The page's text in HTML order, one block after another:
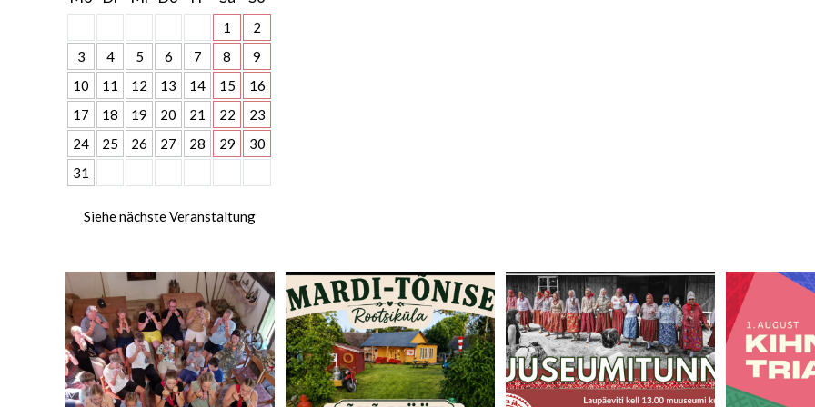
1
2
3
4 5 6 7 8
9
10
11 12 13 14 15
16
17
18 19 20 21 22
23
24
25 26 27 28 29
30
31
Siehe nächste Veranstaltung